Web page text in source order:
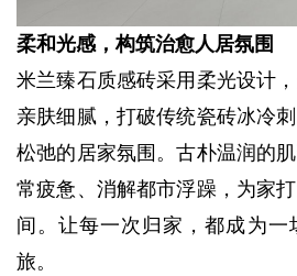
柔和光感，构筑治愈人居氛围
米兰臻石质感砖采用柔光设计
亲肤细腻，打破传统瓷砖冰冷
松弛的居家氛围。古朴温润的
常疲惫、消解都市浮躁，为家
间。让每一次归家，都成为一
旅。